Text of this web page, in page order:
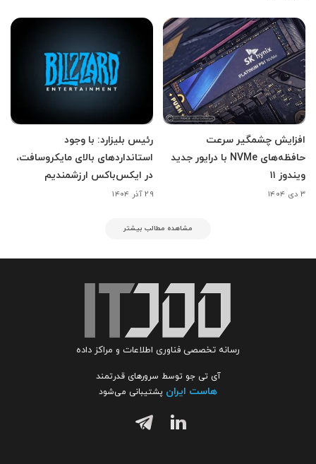
افزایش چشمگیر سرعت
حافظه‌های NVMe با درایور جدید
ویندوز ۱۱
۳ دی ۱۴۰۴
رئیس بلیزارد: با وجود
استانداردهای بالای مایکروسافت،
در ایکس‌باکس ارزشمندیم
۲۹ آذر ۱۴۰۴
مشاهده مطالب بیشتر
رسانه تخصصی فناوری اطلاعات و مراکز داده
آی تی جو توسط سرورهای قدرتمند
هاست ایران پشتیبانی می‌شود